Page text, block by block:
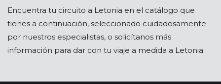
Encuentra tu circuito a Letonia en el catálogo que
tienes a continuación, seleccionado cuidadosamente
por nuestros especialistas, o solicítanos más
información para dar con tu viaje a medida a Letonia.